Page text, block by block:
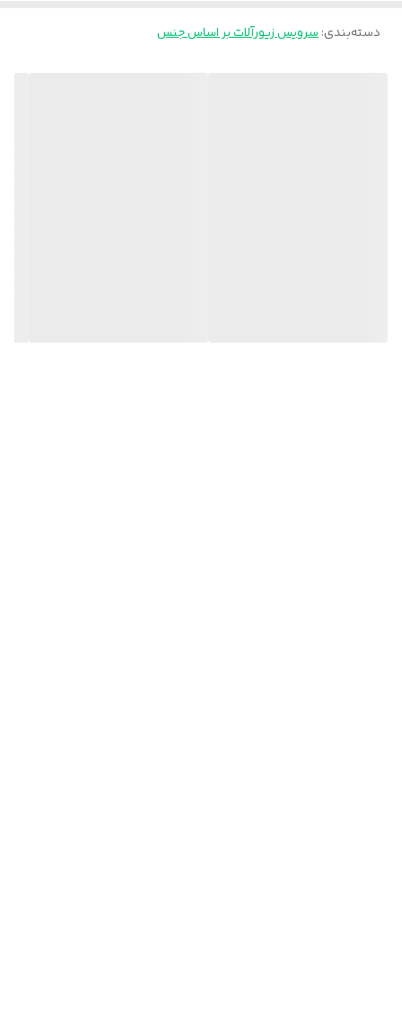
دسته‌بندی:سرویس زیورآلات بر اساس جنس